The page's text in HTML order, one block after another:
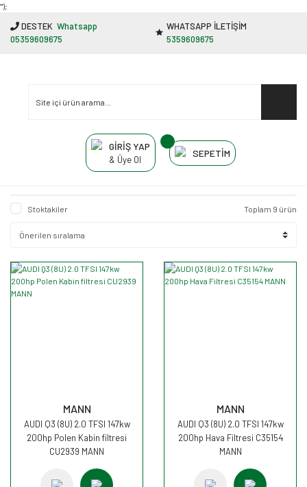
"');
DESTEK Whatsapp
05359609675
WHATSAPP İLETİŞİM
5359609675
GİRİŞ YAP
& Üye Ol
SEPETİM
Stoktakiler Toplam 9 ürün
MANN
AUDI Q3 (8U) 2.0 TFSI 147kw
200hp Polen Kabin filtresi
CU2939 MANN
MANN
AUDI Q3 (8U) 2.0 TFSI 147kw
200hp Hava Filtresi C35154
MANN